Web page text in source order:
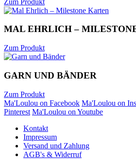
MAL EHRLICH –
Zum Produkt
GARN UND BÄNDER
Zum Produkt
Ma'Loulou on Facebook Ma'Loulou on
Pinterest Ma'Loulou on Youtube
Kontakt
Impressum
Versand und Zahlung
AGB's & Widerruf